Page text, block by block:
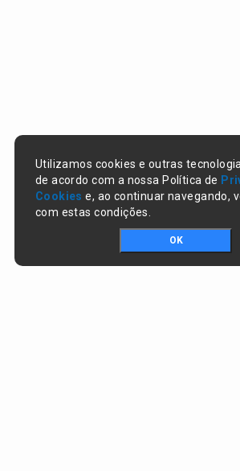
Utilizamos cookies e outras
de acordo com a nossa Política de
Cookies e, ao continuar navegando,
com estas condições.
OK